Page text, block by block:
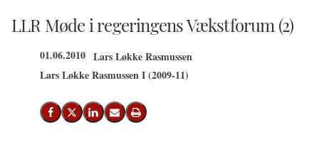
LLR Møde i regeringens Vækstforum (2)
01.06.2010 Lars Løkke Rasmussen
Lars Løkke Rasmussen I (2009-11)
Del på Facebook
Del på X (Twitter)
Del på LinkedIn
Send email
Print